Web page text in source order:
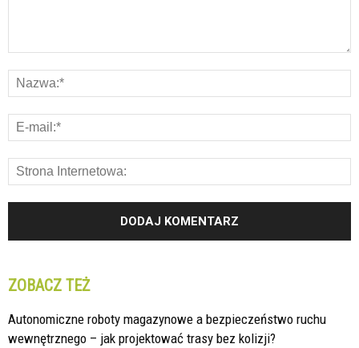
ZOBACZ TEŻ
Autonomiczne roboty magazynowe a bezpieczeństwo ruchu
wewnętrznego – jak projektować trasy bez kolizji?